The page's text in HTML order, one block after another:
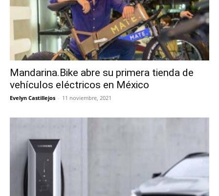
Mandarina.Bike abre su primera tienda de
vehículos eléctricos en México
Evelyn Castillejos - 11 noviembre, 2021